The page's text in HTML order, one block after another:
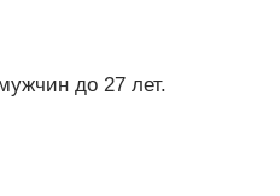
до 27 лет.